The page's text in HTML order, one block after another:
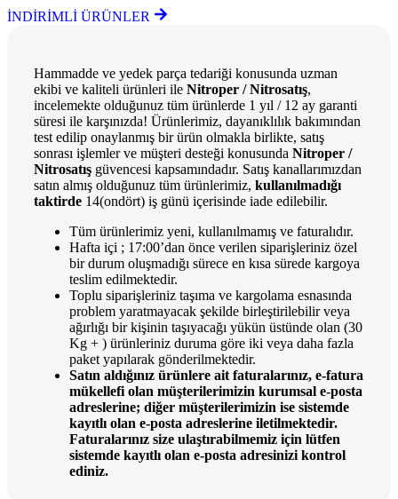
İNDİRİMLİ ÜRÜNLER
Hammadde ve yedek parça tedariği konusunda uzman
ekibi ve kaliteli ürünleri ile Nitroper / Nitrosatış,
incelemekte olduğunuz tüm ürünlerde 1 yıl / 12 ay garanti
süresi ile karşınızda! Ürünlerimiz, dayanıklılık bakımından
test edilip onaylanmış bir ürün olmakla birlikte, satış
sonrası işlemler ve müşteri desteği konusunda Nitroper /
Nitrosatış güvencesi kapsamındadır. Satış kanallarımızdan
satın almış olduğunuz tüm ürünlerimiz, kullanılmadığı
taktirde 14(ondört) iş günü içerisinde iade edilebilir.
Tüm ürünlerimiz yeni, kullanılmamış ve faturalıdır.
Hafta içi ; 17:00’dan önce verilen siparişleriniz özel
bir durum oluşmadığı sürece en kısa sürede kargoya
teslim edilmektedir.
Toplu siparişleriniz taşıma ve kargolama esnasında
problem yaratmayacak şekilde birleştirilebilir veya
ağırlığı bir kişinin taşıyacağı yükün üstünde olan (30
Kg + ) ürünleriniz duruma göre iki veya daha fazla
paket yapılarak gönderilmektedir.
Satın aldığınız ürünlere ait faturalarınız, e-fatura
mükellefi olan müşterilerimizin kurumsal e-posta
adreslerine; diğer müşterilerimizin ise sistemde
kayıtlı olan e-posta adreslerine iletilmektedir.
Faturalarınız size ulaştırabilmemiz için lütfen
sistemde kayıtlı olan e-posta adresinizi kontrol
ediniz.